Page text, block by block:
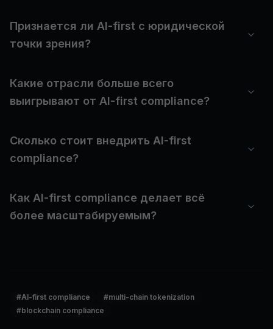
Признается ли AI-first с юридической
точки зрения?
Какие отрасли больше всего
выигрывают от AI-first compliance?
Сколько стоит внедрить AI-first
compliance?
Как AI-first compliance делает всё
более масштабируемым?
#AI-first compliance #multi-chain tokenization
#blockchain compliance